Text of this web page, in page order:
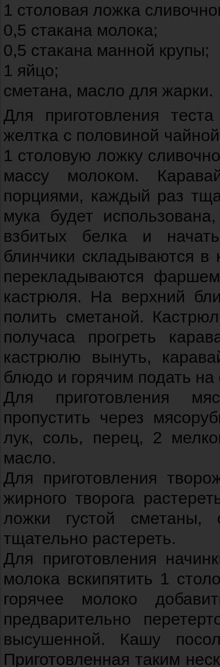
1 столовая ложка
0,5 стакана молока;
0,5 стакана манной крупы;
1 яйцо;
сметана, масло для жарки.
Для приготовления
желтка с половиной
1 столовую ложку
массу молоком.
порциями, каждый раз
мука будет
взбитых белка и
блинчики складываются
перекладываются
кастрюля. На верхний
полить сметаной.
получаса прогреть
кастрюлю вынуть,
блюдо и горячим подать на
Для приготовления
пропустить через
лук, соль, перец, 2
масло.
Для приготовления
жирного творога
ложки густой
тщательно растереть.
Для приготовления
молока вскипятить 1
горячее молоко
предварительно
высушенной. Кашу
Приготовленная таким